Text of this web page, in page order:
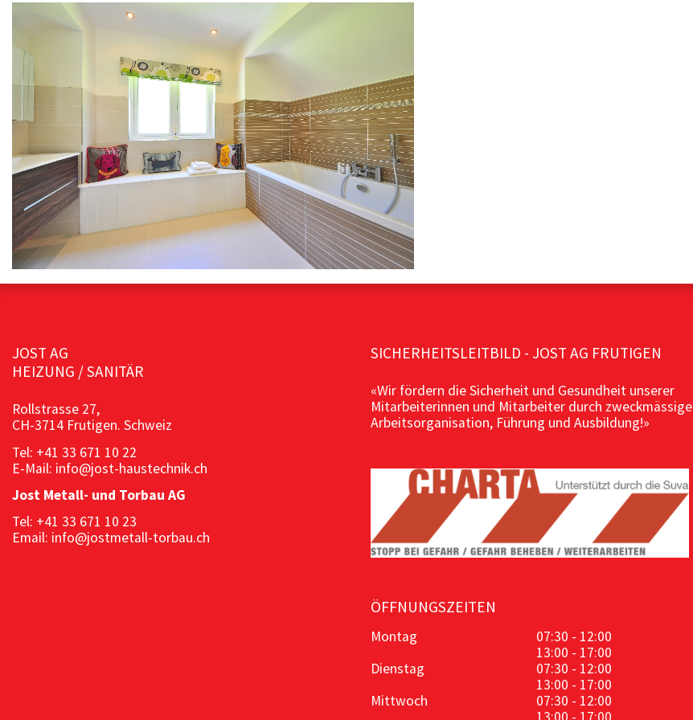
JOST AG
HEIZUNG / SANITÄR
Rollstrasse 27,
CH-3714 Frutigen. Schweiz
Tel: +41 33 671 10 22
E-Mail: info@jost-haustechnik.ch
Jost Metall- und Torbau AG
Tel: +41 33 671 10 23
Email: info@jostmetall-torbau.ch
SICHERHEITSLEITBILD - JOST AG FRUTIGEN
«Wir fördern die Sicherheit und Gesundheit unserer
Mitarbeiterinnen und Mitarbeiter durch zweckmässige
Arbeitsorganisation, Führung und Ausbildung!»
ÖFFNUNGSZEITEN
Montag
07:30 - 12:00
13:00 - 17:00
Dienstag
07:30 - 12:00
13:00 - 17:00
Mittwoch
07:30 - 12:00